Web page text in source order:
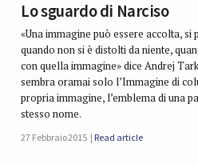
Lo sguardo di Narciso
«Una immagine può essere accolta, si
quando non si è distolti da niente,
con quella immagine» dice Andrej
sembra oramai solo l’Immagine di
propria immagine, l’emblema di una
stesso nome.
27 Febbraio 2015 Read article